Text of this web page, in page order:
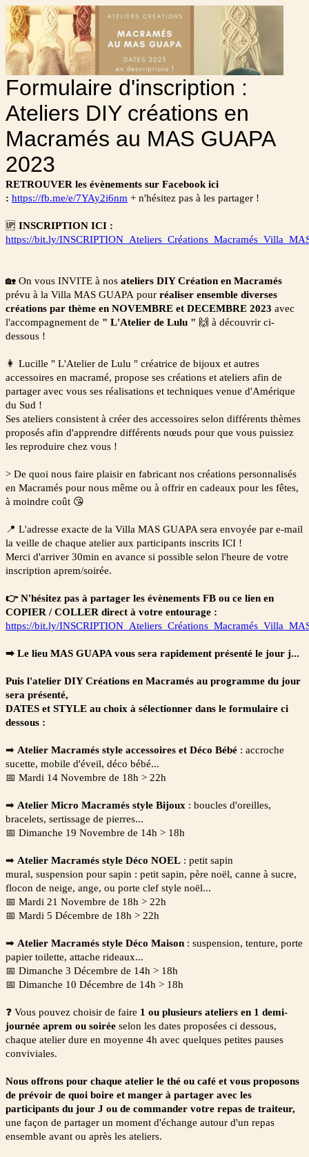
Formulaire d'inscription :
Ateliers DIY créations en
Macramés au MAS GUAPA
2023
RETROUVER les évènements sur Facebook ici
: https://fb.me/e/7YAy2i6nm + n'hésitez pas à les partager !
🆙 INSCRIPTION ICI :
https://bit.ly/
🏡 On vous INVITE à nos ateliers DIY Création en Macramés
prévu à la Villa MAS GUAPA pour réaliser ensemble diverses
créations par thème en NOVEMBRE et DECEMBRE 2023 avec
l'accompagnement de " L'Atelier de Lulu " 🙌 à découvrir ci-
dessous !
👩 Lucille " L'Atelier de Lulu " créatrice de bijoux et autres
accessoires en macramé, propose ses créations et ateliers afin de
partager avec vous ses réalisations et techniques venue d'Amérique
du Sud !
Ses ateliers consistent à créer des accessoires selon différents thèmes
proposés afin d'apprendre différents nœuds pour que vous puissiez
les reproduire chez vous !
> De quoi nous faire plaisir en fabricant nos créations personnalisés
en Macramés pour nous même ou à offrir en cadeaux pour les fêtes,
à moindre coût 😘
📍 L'adresse exacte de la Villa MAS GUAPA sera envoyée par e-mail
la veille de chaque atelier aux participants inscrits ICI !
Merci d'arriver 30min en avance si possible selon l'heure de votre
inscription aprem/soirée.
👉 N'hésitez pas à partager les évènements FB ou ce lien en
COPIER / COLLER direct à votre entourage :
https://bit.ly/
➡ Le lieu MAS GUAPA vous sera rapidement présenté le jour j...
Puis l'atelier DIY Créations en Macramés au programme du jour
sera présenté,
DATES et STYLE au choix à sélectionner dans le formulaire ci
dessous :
➡ Atelier Macramés style accessoires et Déco Bébé : accroche
sucette, mobile d'éveil, déco bébé...
📅 Mardi 14 Novembre de 18h > 22h
➡ Atelier Micro Macramés style Bijoux : boucles d'oreilles,
bracelets, sertissage de pierres...
📅 Dimanche 19 Novembre de 14h > 18h
➡ Atelier Macramés style Déco NOEL : petit sapin
mural, suspension pour sapin : petit sapin, père noël, canne à sucre,
flocon de neige, ange, ou porte clef style noël...
📅 Mardi 21 Novembre de 18h > 22h
📅 Mardi 5 Décembre de 18h > 22h
➡ Atelier Macramés style Déco Maison : suspension, tenture, porte
papier toilette, attache rideaux...
📅 Dimanche 3 Décembre de 14h > 18h
📅 Dimanche 10 Décembre de 14h > 18h
❓ Vous pouvez choisir de faire 1 ou plusieurs ateliers en 1 demi-
journée aprem ou soirée selon les dates proposées ci dessous,
chaque atelier dure en moyenne 4h avec quelques petites pauses
conviviales.
Nous offrons pour chaque atelier le thé ou café et vous proposons
de prévoir de quoi boire et manger à partager avec les
participants du jour J ou de commander votre repas de traiteur,
une façon de partager un moment d'échange autour d'un repas
ensemble avant ou après les ateliers.